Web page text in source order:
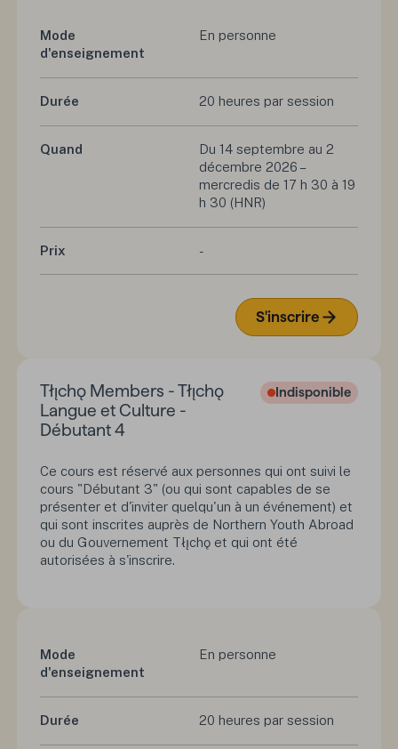
Mode
d'enseignement
En personne
Durée 20 heures par session
Quand
Du 14 septembre au 2
décembre 2026 –
mercredis de 17 h 30 à 19
h 30 (HNR)
Prix -
S'inscrire
Tłı̨chǫ Members - Tłı̨chǫ
Langue et Culture -
Débutant 4
Indisponible
Ce cours est réservé aux personnes qui ont suivi le
cours "Débutant 3" (ou qui sont capables de se
présenter et d'inviter quelqu'un à un événement) et
qui sont inscrites auprès de Northern Youth Abroad
ou du Gouvernement Tłı̨chǫ et qui ont été
autorisées à s'inscrire.
Mode
d'enseignement
En personne
Durée 20 heures par session